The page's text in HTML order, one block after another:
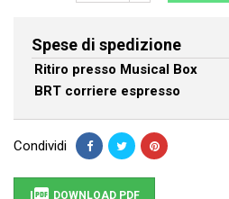
Spese di spedizione
Ritiro presso Musical Box
BRT corriere espresso
Condividi
DOWNLOAD PDF